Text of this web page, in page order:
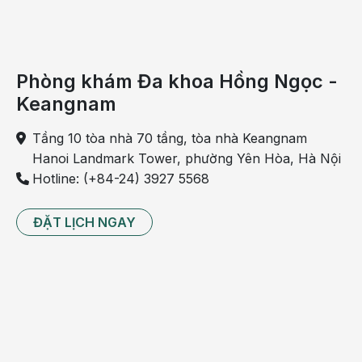
Phòng khám Đa khoa Hồng Ngọc -
Keangnam
Tầng 10 tòa nhà 70 tầng, tòa nhà Keangnam
Hanoi Landmark Tower, phường Yên Hòa, Hà Nội
Hotline: (+84-24) 3927 5568
ĐẶT LỊCH NGAY